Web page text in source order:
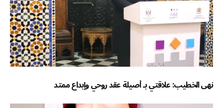
نهى الخطيب: علاقتي بـ أصيلة عقد روحي وإبداع ممتد